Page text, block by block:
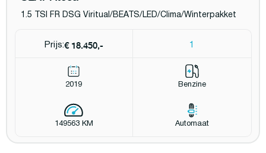
1.5 TSI FR DSG Viritual/BEATS/LED/Clima/Winterpakket
Prijs:€ 18.450,- 1
2019 Benzine
149563 KM Automaat